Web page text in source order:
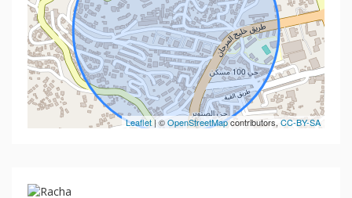
Leaflet| ©OpenStreetMapcontributors,CC-BY-SA